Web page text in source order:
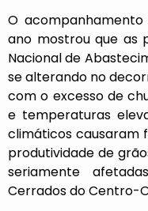
O
ano mostrou que as
Nacional de
se alterando no
com o excesso de
e temperaturas
climáticos causaram
produtividade de
seriamente
Cerrados do Centro-